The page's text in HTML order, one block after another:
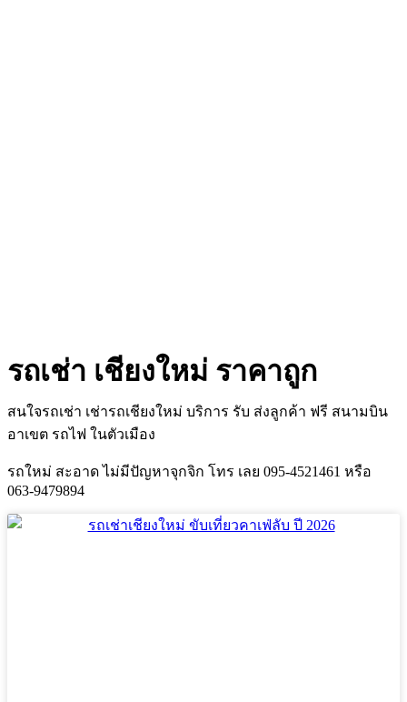
รถเช่า เชียงใหม่ ราคาถูก
สนใจรถเช่า เช่ารถเชียงใหม่ บริการ รับ ส่งลูกค้า ฟรี สนามบิน
อาเขต รถไฟ ในตัวเมือง
รถใหม่ สะอาด ไม่มีปัญหาจุกจิก โทร เลย 095-4521461 หรือ
063-9479894